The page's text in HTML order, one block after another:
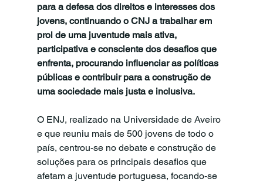
para a defesa dos direitos e interesses dos
jovens, continuando o CNJ a trabalhar em
prol de uma juventude mais ativa,
participativa e consciente dos desafios que
enfrenta, procurando influenciar as políticas
públicas e contribuir para a construção de
uma sociedade mais justa e inclusiva.
O ENJ, realizado na Universidade de Aveiro
e que reuniu mais de 500 jovens de todo o
país, centrou-se no debate e construção de
soluções para os principais desafios que
afetam a juventude portuguesa, focando-se